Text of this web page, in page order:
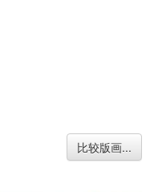
比较版画...